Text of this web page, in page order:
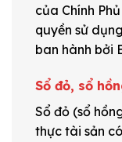
của Chính
quyền sử
ban hành bởi
Sổ đỏ, sổ
Sổ đỏ (sổ
thực tài sản